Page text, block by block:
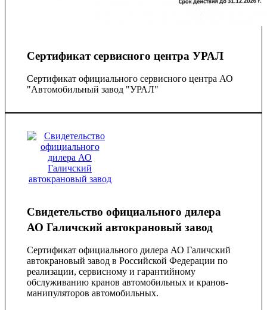
Сертификат сервисного центра УРАЛ
Сертификат официального сервисного центра АО
"Автомобильный завод "УРАЛ"
Свидетельство официального дилера
АО Галичский автокрановый завод
Сертификат официального дилера АО Галичский
автокрановый завод в Российской Федерации по
реализации, сервисному и гарантийному
обслуживанию кранов автомобильных и кранов-
манипуляторов автомобильных.